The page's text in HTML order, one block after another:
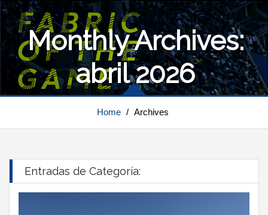
Monthly Archives:
abril 2026
Home / Archives
Entradas de Categoría: